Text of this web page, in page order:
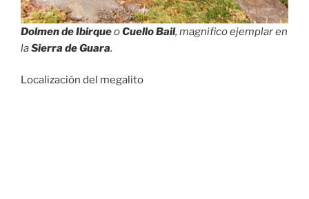
Dolmen de IbirqueoCuello Bail, magnifico ejemplar en
laSierra de Guara.
Localización del megalito